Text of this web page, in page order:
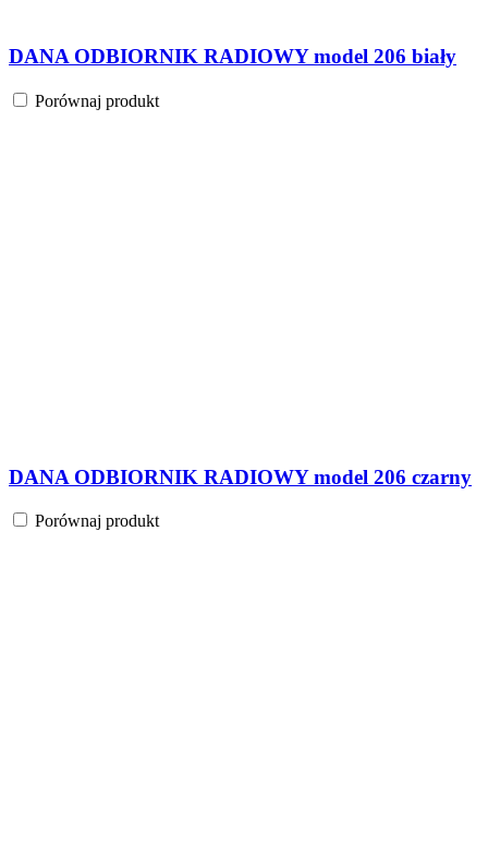
DANA ODBIORNIK RADIOWY model 206 biały
Porównaj produkt
DANA ODBIORNIK RADIOWY model 206 czarny
Porównaj produkt